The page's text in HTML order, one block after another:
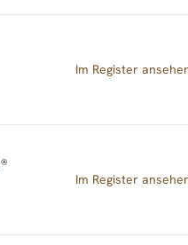
Im Register
®
Im Register